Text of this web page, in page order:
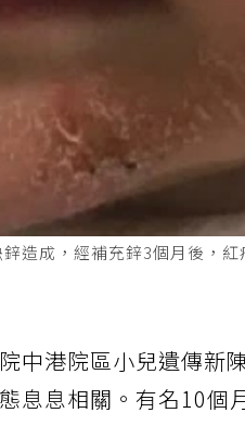
造成，經補充鋅3個月後，紅
中港院區小兒遺傳新
息息相關。有名10個